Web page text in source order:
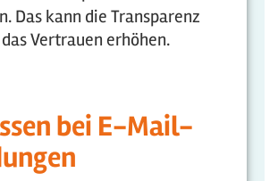
Das kann die Transparenz
Vertrauen erhöhen.
bei E-Mail-